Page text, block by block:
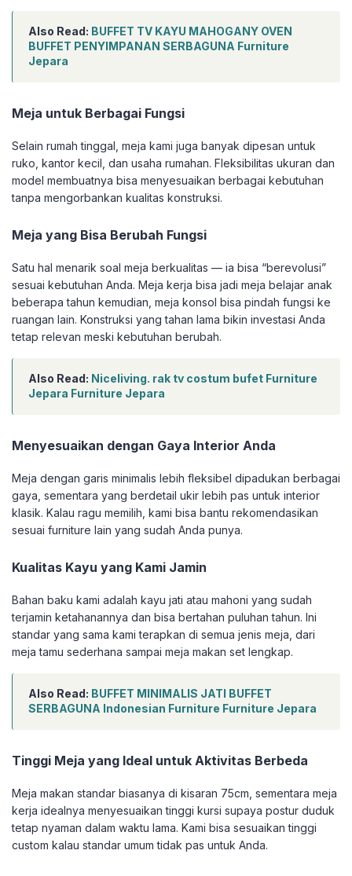
Also Read: BUFFET TV KAYU MAHOGANY OVEN
BUFFET PENYIMPANAN SERBAGUNA Furniture
Jepara
Meja untuk Berbagai Fungsi
Selain rumah tinggal, meja kami juga banyak dipesan untuk
ruko, kantor kecil, dan usaha rumahan. Fleksibilitas ukuran dan
model membuatnya bisa menyesuaikan berbagai kebutuhan
tanpa mengorbankan kualitas konstruksi.
Meja yang Bisa Berubah Fungsi
Satu hal menarik soal meja berkualitas — ia bisa “berevolusi”
sesuai kebutuhan Anda. Meja kerja bisa jadi meja belajar anak
beberapa tahun kemudian, meja konsol bisa pindah fungsi ke
ruangan lain. Konstruksi yang tahan lama bikin investasi Anda
tetap relevan meski kebutuhan berubah.
Also Read: Niceliving. rak tv costum bufet Furniture
Jepara Furniture Jepara
Menyesuaikan dengan Gaya Interior Anda
Meja dengan garis minimalis lebih fleksibel dipadukan berbagai
gaya, sementara yang berdetail ukir lebih pas untuk interior
klasik. Kalau ragu memilih, kami bisa bantu rekomendasikan
sesuai furniture lain yang sudah Anda punya.
Kualitas Kayu yang Kami Jamin
Bahan baku kami adalah kayu jati atau mahoni yang sudah
terjamin ketahanannya dan bisa bertahan puluhan tahun. Ini
standar yang sama kami terapkan di semua jenis meja, dari
meja tamu sederhana sampai meja makan set lengkap.
Also Read: BUFFET MINIMALIS JATI BUFFET
SERBAGUNA Indonesian Furniture Furniture Jepara
Tinggi Meja yang Ideal untuk Aktivitas Berbeda
Meja makan standar biasanya di kisaran 75cm, sementara meja
kerja idealnya menyesuaikan tinggi kursi supaya postur duduk
tetap nyaman dalam waktu lama. Kami bisa sesuaikan tinggi
custom kalau standar umum tidak pas untuk Anda.